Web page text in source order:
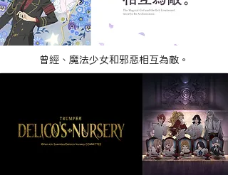
曾經、魔法少女和邪惡相互為敵。